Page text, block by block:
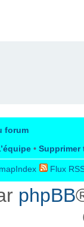
forum
• Supprimer
Flux
phpBB